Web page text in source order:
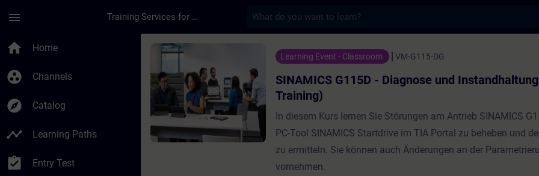
menu Training Services for Digital Industries
home Home
group_work Channels
explore Catalog
timeline Learning Paths
assignment_turned_in Entry Test
Course - SINAMICS G115D - Diagnose und Instandhaltung
Learning Event - Classroom VM-G115-DG
SINAMICS G115D - Diagnose und
Training)
In diesem Kurs lernen Sie Störungen am Antrieb SINAMICS
PC-Tool SINAMICS Startdrive im TIA Portal zu beheben und
zu ermitteln. Sie können auch Änderungen an der
vornehmen.